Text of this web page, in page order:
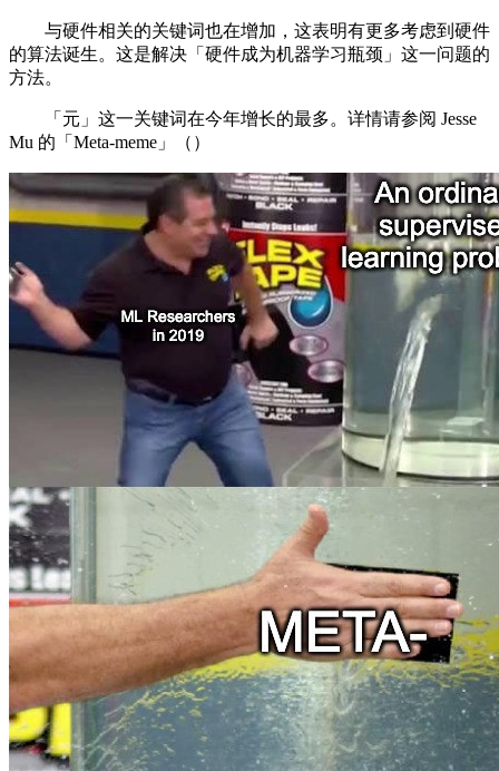
与硬件相关的关键词也在增加，这表明有更多考虑到硬件
的算法诞生。这是解决「硬件成为机器学习瓶颈」这一问题的
方法。
「元」这一关键词在今年增长的最多。详情请参阅 Jesse
Mu 的「Meta-meme」（）